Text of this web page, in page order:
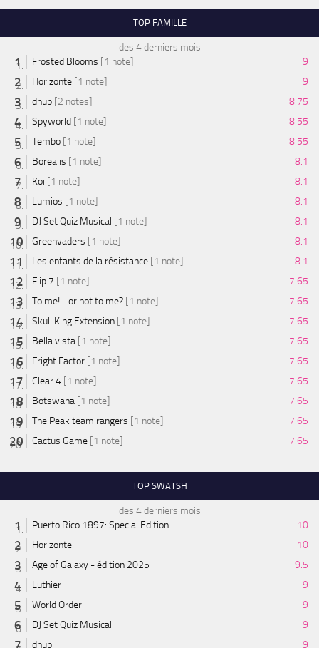
TOP FAMILLE
des 4 derniers mois
Frosted Blooms [1 note]
9
Horizonte [1 note]
9
dnup [2 notes]
8.75
Spyworld [1 note]
8.55
Tembo [1 note]
8.55
Borealis [1 note]
8.1
Koi [1 note]
8.1
Lumios [1 note]
8.1
DJ Set Quiz Musical [1 note]
8.1
Greenvaders [1 note]
8.1
Les enfants de la résistance [1 note]
8.1
Flip 7 [1 note]
7.65
To me! ...or not to me? [1 note]
7.65
Skull King Extension [1 note]
7.65
Bella vista [1 note]
7.65
Fright Factor [1 note]
7.65
Clear 4 [1 note]
7.65
Botswana [1 note]
7.65
The Peak team rangers [1 note]
7.65
Cactus Game [1 note] 7.65
TOP SWATSH
des 4 derniers mois
Puerto Rico 1897: Special Edition
10
Horizonte
10
Age of Galaxy - édition 2025
9.5
Luthier
9
World Order
9
DJ Set Quiz Musical
9
dnup
9